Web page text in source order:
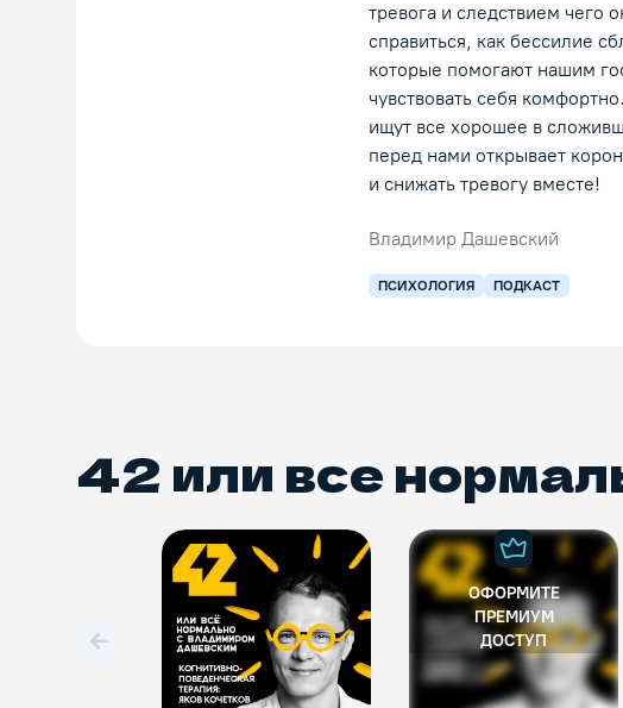
тревога и следствием чего
справиться, как бессилие
которые помогают нашим
чувствовать себя
ищут все хорошее в
перед нами открывает
и снижать тревогу вместе!
Владимир Дашевский
ПСИХОЛОГИЯ ПОДКАСТ
42 или все
Вперед
ОФОРМИТЕ
ПРЕМИУМ
ДОСТУП